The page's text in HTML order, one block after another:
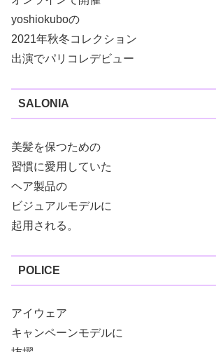
yoshiokuboの
2021年秋冬コレクション
出演でパリコレデビュー
SALONIA
美髪を保つための
習慣に愛用していた
ヘア製品の
ビジュアルモデルに
起用される。
POLICE
アイウェア
キャンペーンモデルに